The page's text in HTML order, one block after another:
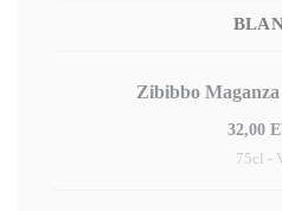
Zibibbo Maganza
32,00
75cl -